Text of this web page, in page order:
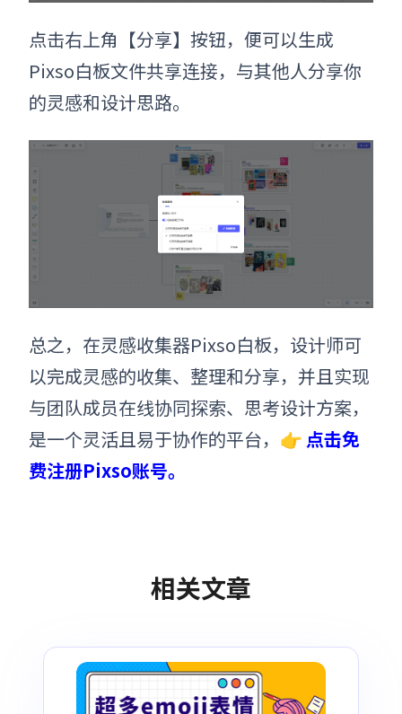
点击右上角【分享】按钮，便可以生成
Pixso白板文件共享连接，与其他人分享你
的灵感和设计思路。
总之， 在灵感收集器Pixso白板， 设计师可
以完成灵感的收集、整理和分享，并且实现
与团队成员在线协同探索、思考设计方案，
是一个灵活且易于协作的平台，👉 点击免
费注册Pixso账号。
相关文章